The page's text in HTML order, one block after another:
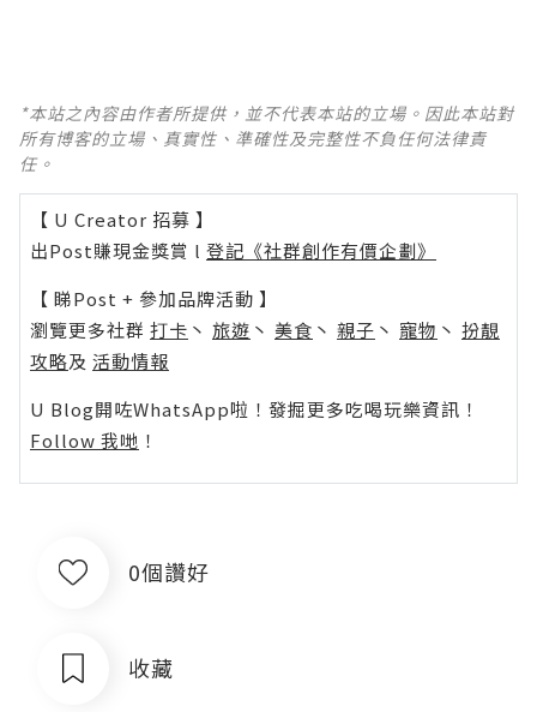
*本站之內容由作者所提供，並不代表本站的立場。因此本站對
所有博客的立場、真實性、準確性及完整性不負任何法律責
任。
【 U Creator 招募 】
出Post賺現金獎賞 l 登記《社群創作有價企劃》
【 睇Post + 參加品牌活動 】
瀏覽更多社群 打卡 丶 旅遊 丶 美食 丶 親子 丶 寵物 丶 扮靚
攻略及 活動情報
U Blog開咗WhatsApp啦！發掘更多吃喝玩樂資訊！
Follow 我哋 ！
0個讚好
收藏